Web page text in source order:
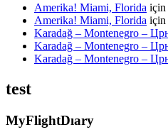
Amerika! Miami, Florida için
Amerika! Miami, Florida için
Karadağ – Montenegro –
Karadağ – Montenegro –
Karadağ – Montenegro –
test
MyFlightDıary